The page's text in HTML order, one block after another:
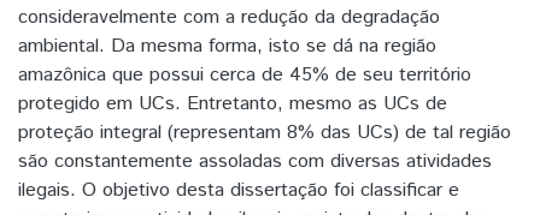
consideravelmente com a redução da degradação
ambiental. Da mesma forma, isto se dá na região
amazônica que possui cerca de 45% de seu território
protegido em UCs. Entretanto, mesmo as UCs de
proteção integral (representam 8% das UCs) de tal região
são constantemente assoladas com diversas atividades
ilegais. O objetivo desta dissertação foi classificar e